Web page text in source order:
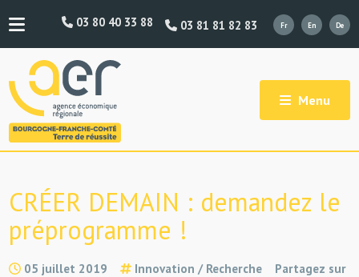
03 81 81 82 83
03 80 40 33 88
Menu
CRÉER DEMAIN : demandez le
préprogramme !
05 juillet 2019 Innovation / Recherche
Partagez sur